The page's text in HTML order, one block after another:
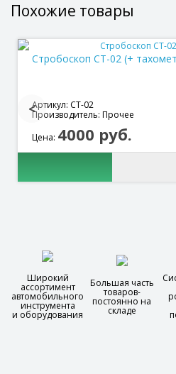
Похожие товары
Стробоскоп СТ-02 (+
Артикул: СТ-02
Производитель: Прочее
Цена: 4000 руб.
Широкий
ассортимент
автомобильного
инструмента
и оборудования
Большая часть
товаров-
постоянно на
складе